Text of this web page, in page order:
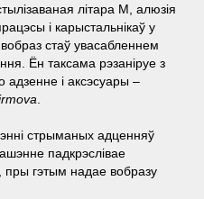
літара М, алюзія
і карыстальнікаў у
стаў увасабленнем
Ён таксама рэзаніруе з
адзенне і аксэсуары –
.
стрыманых адценняў
падкрэслівае
пры гэтым надае вобразу